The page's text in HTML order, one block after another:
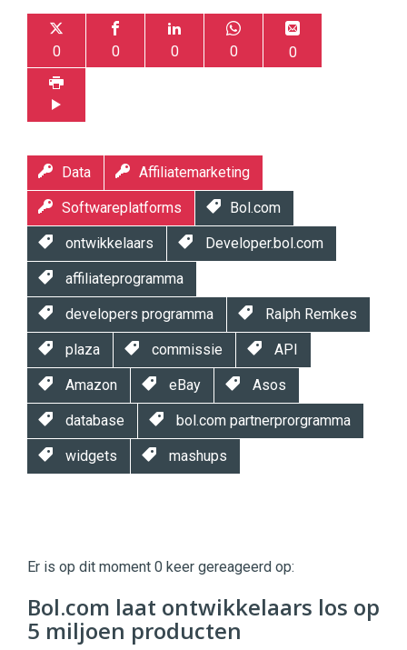
0 0 0 0 0
Data Affiliatemarketing
Softwareplatforms Bol.com
ontwikkelaars Developer.bol.com
affiliateprogramma
developers programma Ralph Remkes
plaza commissie API
Amazon eBay Asos
database bol.com partnerprorgramma
widgets mashups
|
Digital
Commercehttps://twinklemagazine.nl
96 54
Er is op dit moment 0 keer gereageerd op:
Bol.com laat ontwikkelaars los op
5 miljoen producten